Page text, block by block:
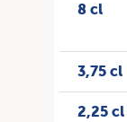
8 cl
3,75 cl
2,25 cl